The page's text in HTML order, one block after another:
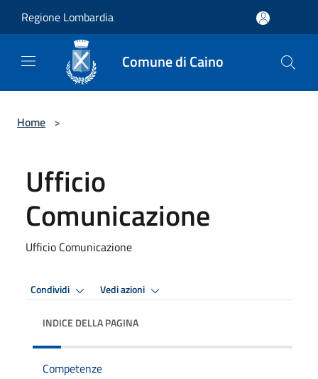
Regione Lombardia
Comune di Caino
Home >
Ufficio
Comunicazione
Ufficio Comunicazione
Condividi Vedi azioni
INDICE DELLA PAGINA
Competenze